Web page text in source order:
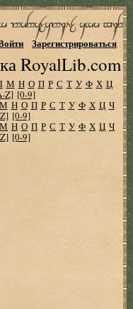
RoyalLib.com
Зарегистрироваться
М Н О П Р С Т У Ф Х Ц
Z] [0-9]
М Н О П Р С Т У Ф Х Ц Ч
[0-9]
М Н О П Р С Т У Ф Х Ц Ч
[0-9]